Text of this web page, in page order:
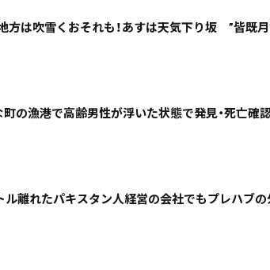
方は吹雪くおそれも！あすは天気下り坂 ”皆既
町の漁港で高齢男性が浮いた状態で発見・死亡確
離れたパキスタン人経営の会社でもプレハブの